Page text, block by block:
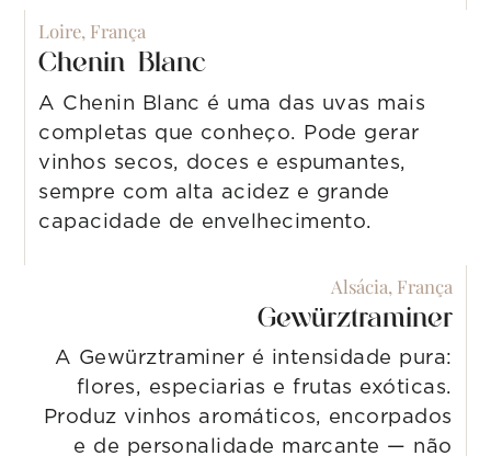
Loire, França
Chenin Blanc
A Chenin Blanc é uma das uvas mais
completas que conheço. Pode gerar
vinhos secos, doces e espumantes,
sempre com alta acidez e grande
capacidade de envelhecimento.
Alsácia, França
Gewürztraminer
A Gewürztraminer é intensidade pura:
flores, especiarias e frutas exóticas.
Produz vinhos aromáticos, encorpados
e de personalidade marcante — não